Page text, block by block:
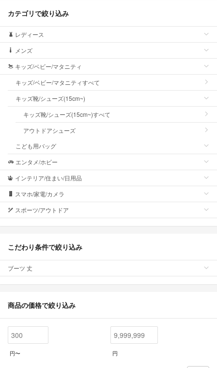
カテゴリで絞り込み
レディース
メンズ
キッズ/ベビー/マタニティ
キッズ/ベビー/マタニティすべて
キッズ靴/シューズ(15cm~)
キッズ靴/シューズ(15cm~)すべて
アウトドアシューズ
こども用バッグ
エンタメ/ホビー
インテリア/住まい/日用品
スマホ/家電/カメラ
スポーツ/アウトドア
こだわり条件で絞り込み
ブーツ 丈
商品の価格で絞り込み
円〜 円